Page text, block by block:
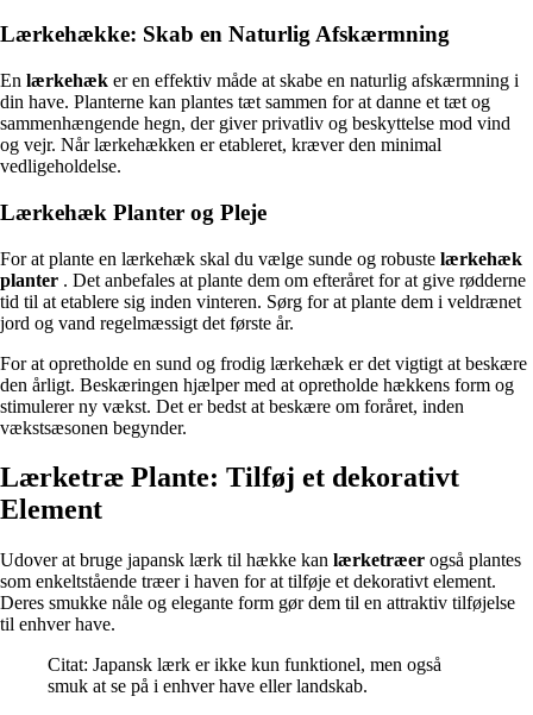
Lærkehække: Skab en Naturlig Afskærmning
En lærkehæk er en effektiv måde at skabe en naturlig afskærmning i
din have. Planterne kan plantes tæt sammen for at danne et tæt og
sammenhængende hegn, der giver privatliv og beskyttelse mod vind
og vejr. Når lærkehækken er etableret, kræver den minimal
vedligeholdelse.
Lærkehæk Planter og Pleje
For at plante en lærkehæk skal du vælge sunde og robuste lærkehæk
planter . Det anbefales at plante dem om efteråret for at give rødderne
tid til at etablere sig inden vinteren. Sørg for at plante dem i veldrænet
jord og vand regelmæssigt det første år.
For at opretholde en sund og frodig lærkehæk er det vigtigt at beskære
den årligt. Beskæringen hjælper med at opretholde hækkens form og
stimulerer ny vækst. Det er bedst at beskære om foråret, inden
vækstsæsonen begynder.
Lærketræ Plante: Tilføj et dekorativt
Element
Udover at bruge japansk lærk til hække kan lærketræer også plantes
som enkeltstående træer i haven for at tilføje et dekorativt element.
Deres smukke nåle og elegante form gør dem til en attraktiv tilføjelse
til enhver have.
Citat: Japansk lærk er ikke kun funktionel, men også
smuk at se på i enhver have eller landskab.